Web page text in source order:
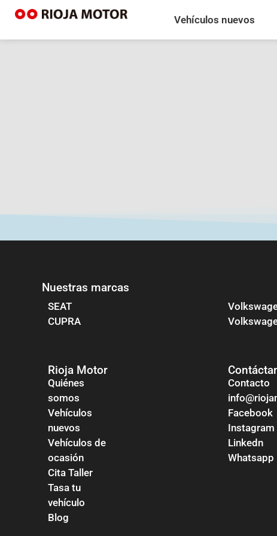
Vehículos nuevos
Nuestras marcas
SEAT
CUPRA
Rioja Motor
Quiénes
somos
Vehículos
nuevos
Vehículos de
ocasión
Cita Taller
Tasa tu
vehículo
Blog
Contacto
Facebook
Instagram
Linkedn
Whatsapp